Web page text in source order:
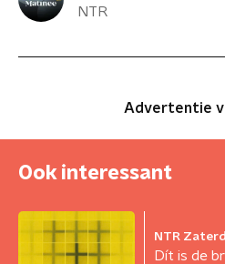
NTR
Advertentie
Ook interessant
NTR
Dít is de